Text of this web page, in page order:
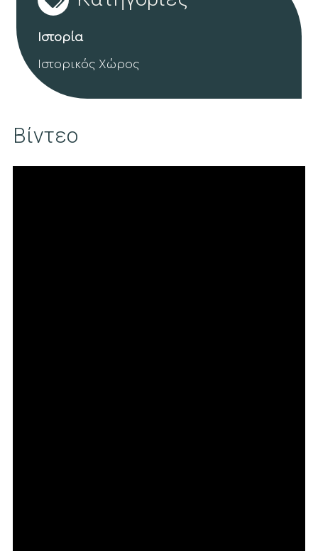
Ιστορία
Ιστορικός Χώρος
Βίντεο